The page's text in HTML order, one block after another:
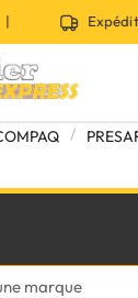
|
marque